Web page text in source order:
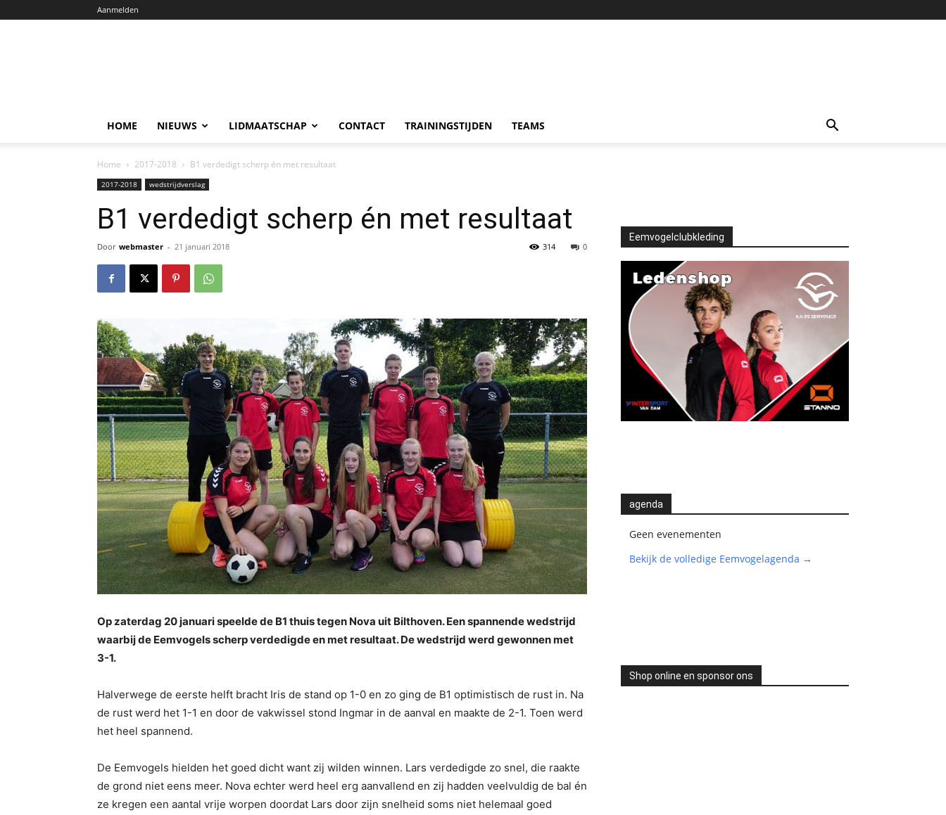
Aanmelden
HOME NIEUWS LIDMAATSCHAP CONTACT TRAININGSTIJDEN TEAMS
Home 2017-2018 B1 verdedigt scherp én met resultaat
2017-2018 wedstrijdverslag
B1 verdedigt scherp én met resultaat
Door webmaster - 21 januari 2018 0
314
Op zaterdag 20 januari speelde de B1 thuis tegen Nova uit Bilthoven. Een spannende wedstrijd
waarbij de Eemvogels scherp verdedigde en met resultaat. De wedstrijd werd gewonnen met
3-1.
Halverwege de eerste helft bracht Iris de stand op 1-0 en zo ging de B1 optimistisch de rust in. Na
de rust werd het 1-1 en door de vakwissel stond Ingmar in de aanval en maakte de 2-1. Toen werd
het heel spannend.
De Eemvogels hielden het goed dicht want zij wilden winnen. Lars verdedigde zo snel, die raakte
de grond niet eens meer. Nova echter werd heel erg aanvallend en zij hadden veelvuldig de bal én
ze kregen een aantal vrije worpen doordat Lars door zijn snelheid soms niet helemaal goed
Eemvogelclubkleding
agenda
Geen evenementen
Bekijk de volledige Eemvogelagenda →
Shop online en sponsor ons